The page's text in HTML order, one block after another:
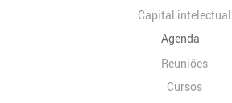
Capital intelectual
Agenda
Reuniões
Cursos